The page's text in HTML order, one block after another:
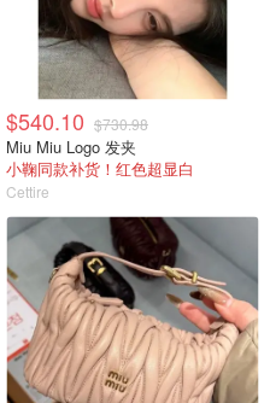
$540.10 $730.98
Miu Miu Logo 发夹
小鞠同款补货！红色超显白
Cettire